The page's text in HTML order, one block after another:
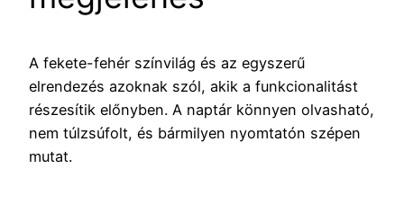
A fekete-fehér színvilág és az egyszerű
elrendezés azoknak szól, akik a funkcionalitást
részesítik előnyben. A naptár könnyen olvasható,
nem túlzsúfolt, és bármilyen nyomtatón szépen
mutat.